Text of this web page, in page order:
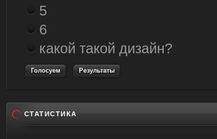
5
6
какой такой дизайн?
Результаты
СТАТИСТИКА